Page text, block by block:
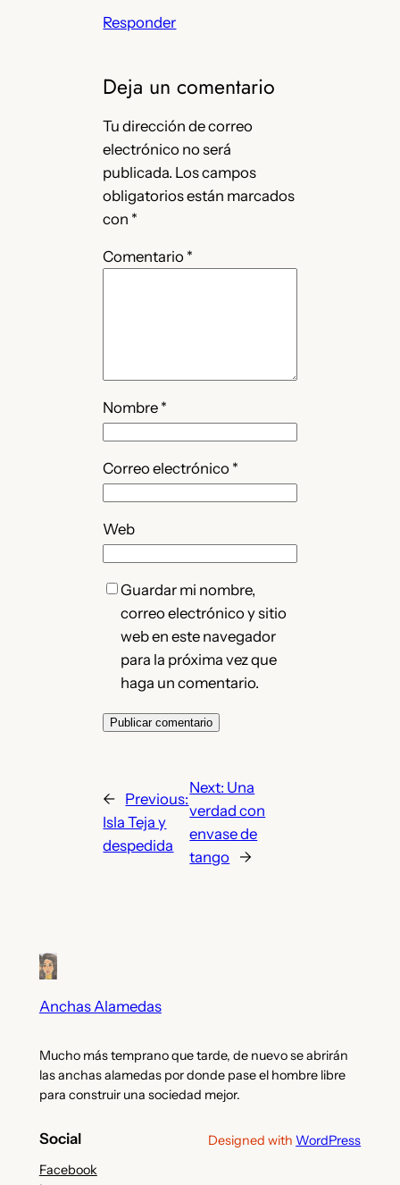
Responder
Deja un comentario
Tu dirección de correo
electrónico no será
publicada. Los campos
obligatorios están marcados
con *
Comentario *
Nombre *
Correo electrónico *
Web
Guardar mi nombre,
correo electrónico y sitio
web en este navegador
para la próxima vez que
haga un comentario.
← Previous:
Isla Teja y
despedida
Next: Una
verdad con
envase de
tango
→
Anchas Alamedas
Mucho más temprano que tarde, de nuevo se abrirán
las anchas alamedas por donde pase el hombre libre
para construir una sociedad mejor.
Social
Facebook
Designed with WordPress